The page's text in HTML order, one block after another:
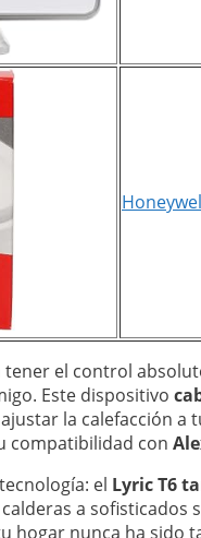
tener el control
Este dispositivo
la calefacción a
compatibilidad con
el Lyric T6
a
hogar nunca ha sido